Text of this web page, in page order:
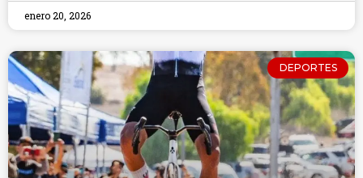
enero 20, 2026
DEPORTES